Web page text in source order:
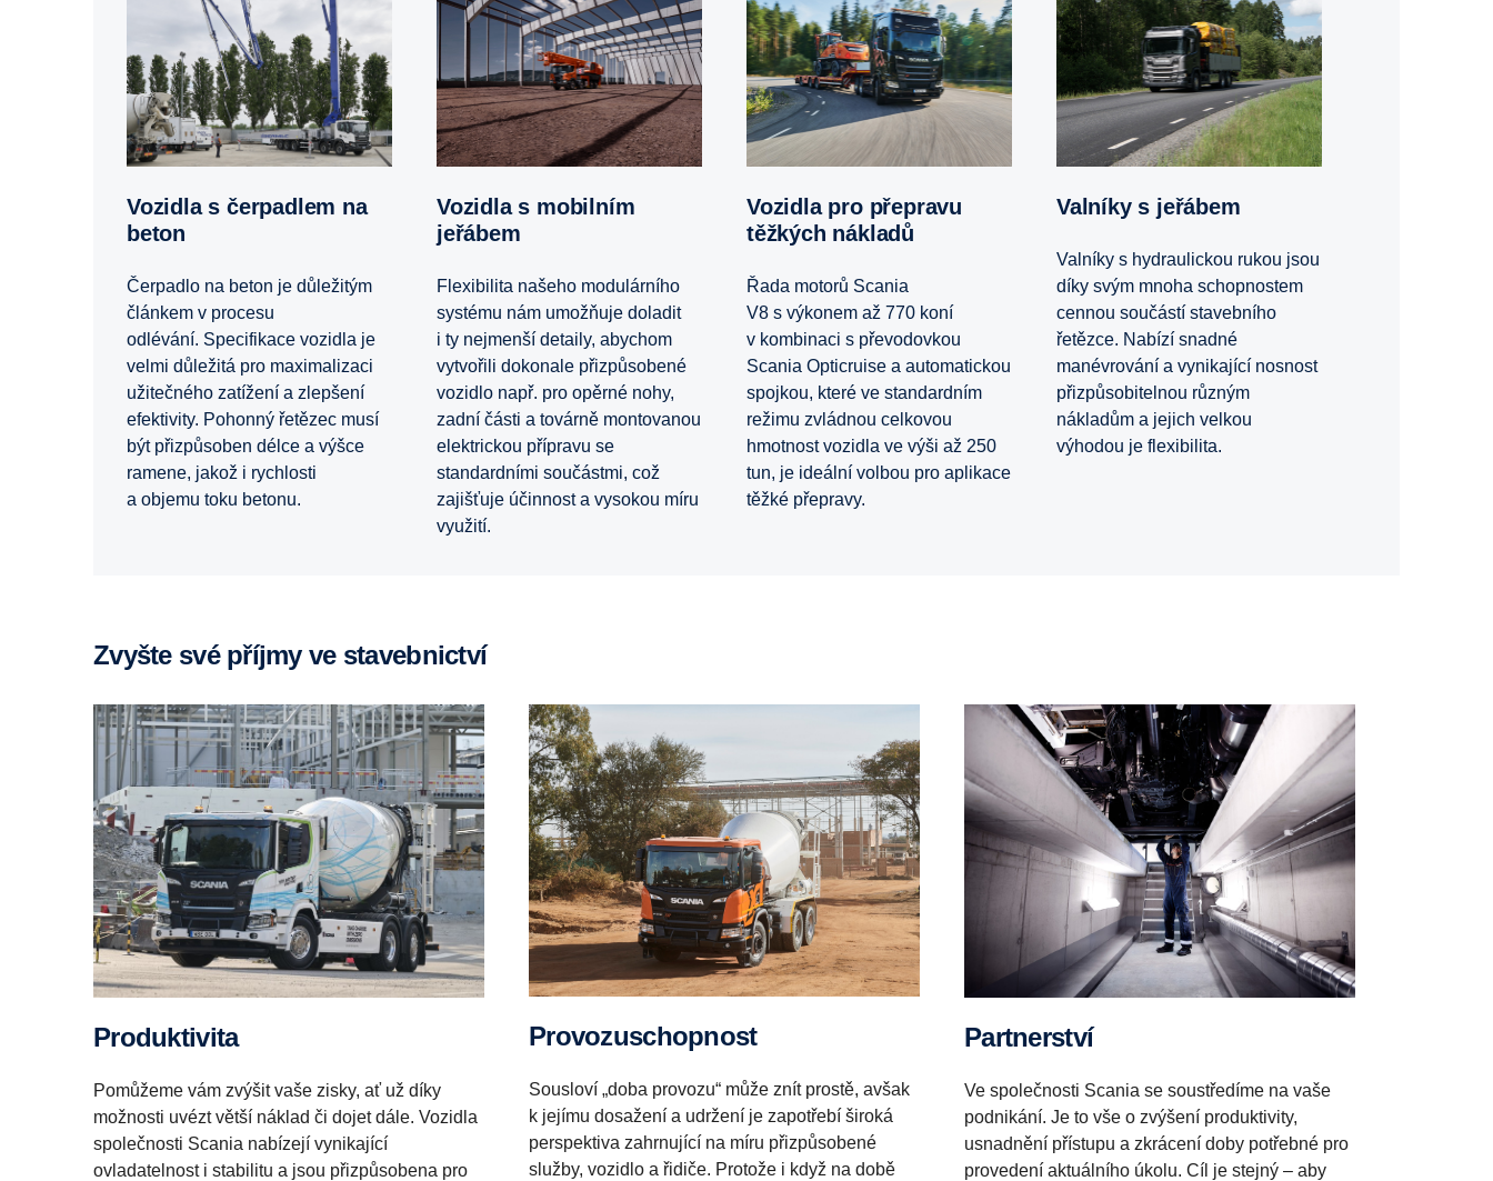
Vozidla s čerpadlem na
beton
Čerpadlo na beton je důležitým
článkem v procesu
odlévání. Specifikace vozidla je
velmi důležitá pro maximalizaci
užitečného zatížení a zlepšení
efektivity. Pohonný řetězec musí
být přizpůsoben délce a výšce
ramene, jakož i rychlosti
a objemu toku betonu.
Vozidla s mobilním
jeřábem
Flexibilita našeho modulárního
systému nám umožňuje doladit
i ty nejmenší detaily, abychom
vytvořili dokonale přizpůsobené
vozidlo např. pro opěrné nohy,
zadní části a továrně montovanou
elektrickou přípravu se
standardními součástmi, což
zajišťuje účinnost a vysokou míru
využití.
Vozidla pro přepravu
těžkých nákladů
Řada motorů Scania
V8 s výkonem až 770 koní
v kombinaci s převodovkou
Scania Opticruise a automatickou
spojkou, které ve standardním
režimu zvládnou celkovou
hmotnost vozidla ve výši až 250
tun, je ideální volbou pro aplikace
těžké přepravy.
Valníky s jeřábem
Valníky s hydraulickou rukou jsou
díky svým mnoha schopnostem
cennou součástí stavebního
řetězce. Nabízí snadné
manévrování a vynikající nosnost
přizpůsobitelnou různým
nákladům a jejich velkou
výhodou je flexibilita.
Zvyšte své příjmy ve stavebnictví
Produktivita
Pomůžeme vám zvýšit vaše zisky, ať už díky
možnosti uvézt větší náklad či dojet dále. Vozidla
společnosti Scania nabízejí vynikající
ovladatelnost i stabilitu a jsou přizpůsobena pro
Provozuschopnost
Sousloví „doba provozu“ může znít prostě, avšak
k jejímu dosažení a udržení je zapotřebí široká
perspektiva zahrnující na míru přizpůsobené
služby, vozidlo a řidiče. Protože i když na době
Partnerství
Ve společnosti Scania se soustředíme na vaše
podnikání. Je to vše o zvýšení produktivity,
usnadnění přístupu a zkrácení doby potřebné pro
provedení aktuálního úkolu. Cíl je stejný – aby